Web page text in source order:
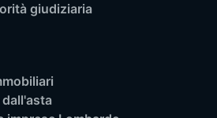
giudiziaria